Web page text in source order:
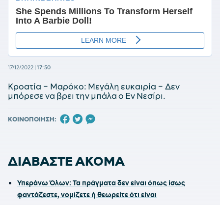
17/12/2022 17:50
Κροατία – Μαρόκο: Μεγάλη ευκαιρία – Δεν
μπόρεσε να βρει την μπάλα ο Εν Νεσίρι.
ΚΟΙΝΟΠΟΙΗΣΗ:
ΔΙΑΒΑΣΤΕ ΑΚΟΜΑ
Υπεράνω Όλων: Τα πράγματα δεν είναι όπως ίσως
φαντάζεστε, νομίζετε ή θεωρείτε ότι είναι